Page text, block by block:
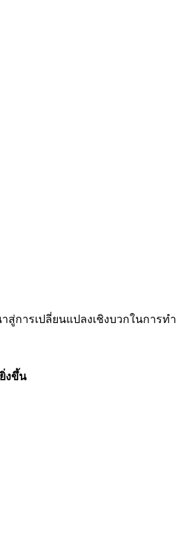
การเปลี่ยนแปลงเชิงบวกในการ
งขึ้น